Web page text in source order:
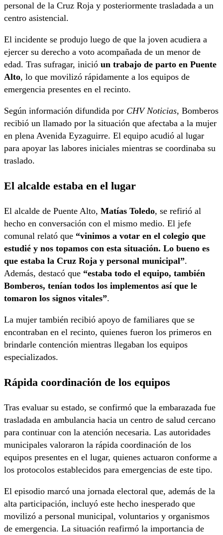
personal de la Cruz Roja y posteriormente trasladada a un
centro asistencial.
El incidente se produjo luego de que la joven acudiera a
ejercer su derecho a voto acompañada de un menor de
edad. Tras sufragar, inició un trabajo de parto en Puente
Alto, lo que movilizó rápidamente a los equipos de
emergencia presentes en el recinto.
Según información difundida por CHV Noticias, Bomberos
recibió un llamado por la situación que afectaba a la mujer
en plena Avenida Eyzaguirre. El equipo acudió al lugar
para apoyar las labores iniciales mientras se coordinaba su
traslado.
El alcalde estaba en el lugar
El alcalde de Puente Alto, Matías Toledo, se refirió al
hecho en conversación con el mismo medio. El jefe
comunal relató que “vinimos a votar en el colegio que
estudié y nos topamos con esta situación. Lo bueno es
que estaba la Cruz Roja y personal municipal”.
Además, destacó que “estaba todo el equipo, también
Bomberos, tenían todos los implementos así que le
tomaron los signos vitales”.
La mujer también recibió apoyo de familiares que se
encontraban en el recinto, quienes fueron los primeros en
brindarle contención mientras llegaban los equipos
especializados.
Rápida coordinación de los equipos
Tras evaluar su estado, se confirmó que la embarazada fue
trasladada en ambulancia hacia un centro de salud cercano
para continuar con la atención necesaria. Las autoridades
municipales valoraron la rápida coordinación de los
equipos presentes en el lugar, quienes actuaron conforme a
los protocolos establecidos para emergencias de este tipo.
El episodio marcó una jornada electoral que, además de la
alta participación, incluyó este hecho inesperado que
movilizó a personal municipal, voluntarios y organismos
de emergencia. La situación reafirmó la importancia de